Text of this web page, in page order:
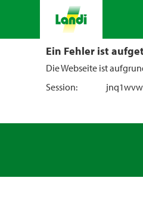
Ein Fehler ist
Die Webseite ist
Session: